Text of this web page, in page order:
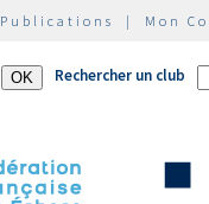
Publications | Mon
Rechercher un club